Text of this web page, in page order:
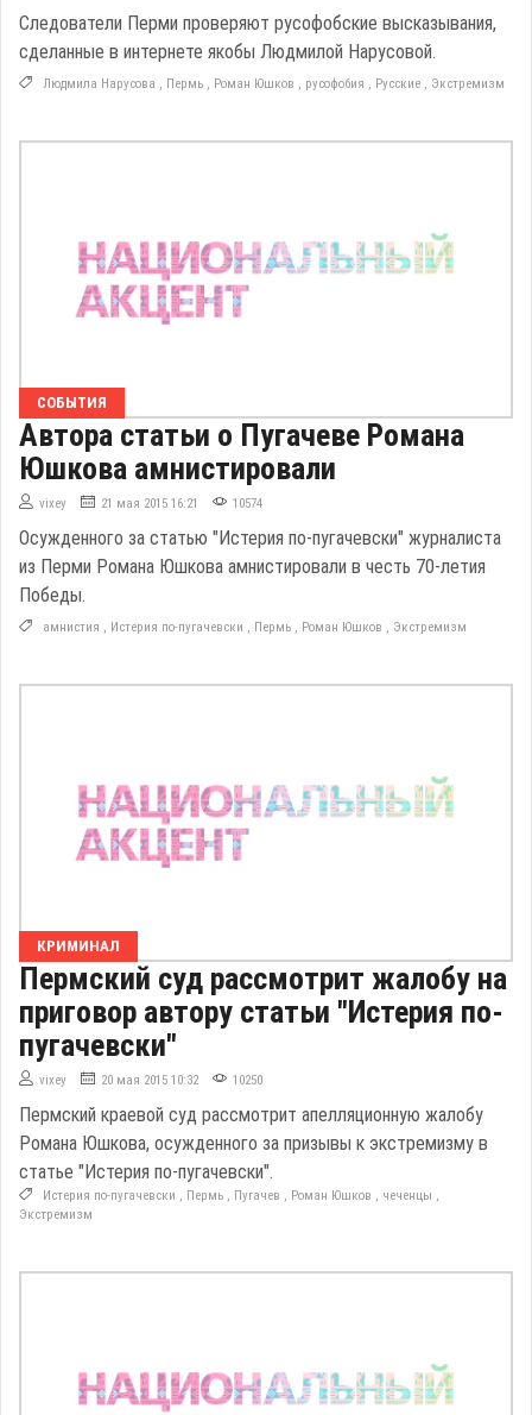
Следователи Перми проверяют русофобские высказывания,
сделанные в интернете якобы Людмилой Нарусовой.
Людмила Нарусова , Пермь , Роман Юшков , русофобия , Русские , Экстремизм
СОБЫТИЯ
Автора статьи о Пугачеве Романа
Юшкова амнистировали
vixey 21 мая 2015 16:21 10574
Осужденного за статью "Истерия по-пугачевски" журналиста
из Перми Романа Юшкова амнистировали в честь 70-летия
Победы.
амнистия , Истерия по-пугачевски , Пермь , Роман Юшков , Экстремизм
КРИМИНАЛ
Пермский суд рассмотрит жалобу на
приговор автору статьи "Истерия по-
пугачевски"
vixey 20 мая 2015 10:32 10250
Пермский краевой суд рассмотрит апелляционную жалобу
Романа Юшкова, осужденного за призывы к экстремизму в
статье "Истерия по-пугачевски".
Истерия по-пугачевски , Пермь , Пугачев , Роман Юшков , чеченцы ,
Экстремизм